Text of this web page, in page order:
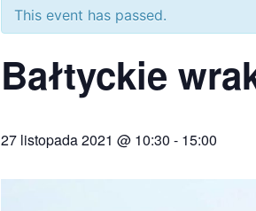
This event has passed.
Bałtyckie
27 listopada 2021 @ 10:30 - 15:00